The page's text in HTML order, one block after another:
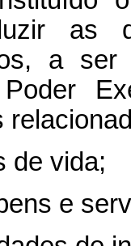
as
a ser
de vida;
e